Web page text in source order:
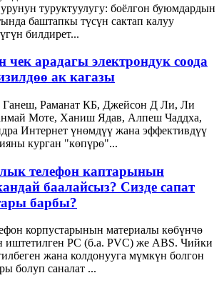
туруктуулугу: боёлгон буюмдардын
баштапкы түсүн сактап калуу
билдирет...
арадагы электрондук соода
ак кагазы
Ганеш, Раманат КБ, Джейсон Д Ли, Ли
Моте, Ханиш Ядав, Алпеш Чаддха,
Интернет үнөмдүү жана эффективдүү
курган "көпүрө"...
телефон каптарынын
баалайсыз? Сизде сапат
барбы?
корпустарынын материалы көбүнчө
иштетилген PC (б.а. PVC) же ABS. Чийки
жана колдонууга мүмкүн болгон
болуп саналат ...